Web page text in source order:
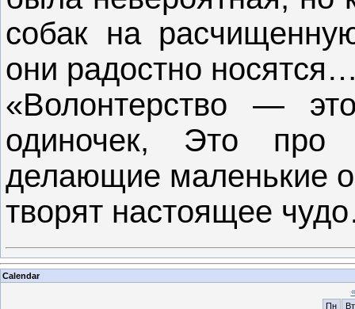
собак на
они радостно
«Волонтерство —
одиночек, Это
делающие маленькие
творят настоящее
Calendar
«
Пн
Вт